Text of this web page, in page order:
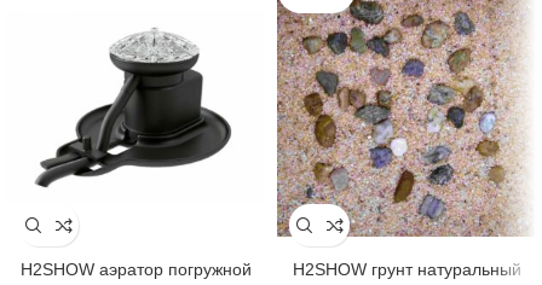
H2SHOW аэратор погружной
H2SHOW грунт натуральный